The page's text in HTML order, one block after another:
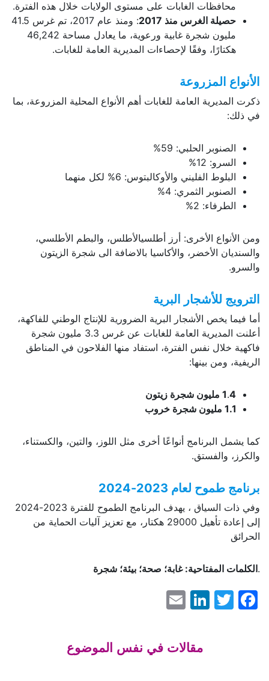
محافظات الغابات على مستوى الولايات خلال هذه الفترة.
حصيلة الغرس منذ 2017
: ومنذ عام 2017، تم غرس 41.5
مليون شجرة غابية ورعوية، ما يعادل مساحة 46,242
هكتارًا، وفقًا لإحصاءات المديرية العامة للغابات.
الأنواع المزروعة
ذكرت المديرية العامة للغابات أهم الأنواع المحلية المزروعة، بما
في ذلك:
الصنوبر الحلبي: 59%
السرو: 12%
البلوط الفليني والأوكالبتوس: 6% لكل منهما
الصنوبر الثمري: 4%
الطرفاء: 2%
ومن الأنواع الأخرى: أرز أطلسيالأطلس، والبطم الأطلسي،
والسنديان الأخضر، والأكاسيا بالاضافة الى شجرة الزيتون
والسرو.
الترويج للأشجار البرية
أما فيما يخص الأشجار البرية الضرورية للإنتاج الوطني للفاكهة،
أعلنت المديرية العامة للغابات عن غرس 3.3 مليون شجرة
فاكهية خلال نفس الفترة، استفاد منها الفلاحون في المناطق
الريفية، ومن بينها:
1.4 مليون شجرة زيتون
1.1 مليون شجرة خروب
كما يشمل البرنامج أنواعًا أخرى مثل اللوز، والتين، والكستناء،
والكرز، والفستق.
برنامج طموح لعام 2023-2024
وفي ذات السياق ، يهدف البرنامج الطموح للفترة 2023-2024
إلى إعادة تأهيل 29000 هكتار، مع تعزيز آليات الحماية من
الحرائق
.الكلمات المفتاحية: غابة؛ صحة؛ بيئة؛ شجرة
Facebook
Twitter
LinkedIn
مقالات في نفس الموضوع